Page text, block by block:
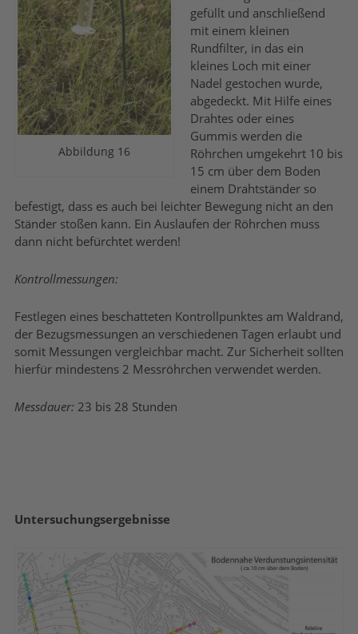
Abbildung 16
gefüllt und anschließend
mit einem kleinen
Rundfilter, in das ein
kleines Loch mit einer
Nadel gestochen wurde,
abgedeckt. Mit Hilfe eines
Drahtes oder eines
Gummis werden die
Röhrchen umgekehrt 10 bis
15 cm über dem Boden
einem Drahtständer so
befestigt, dass es auch bei leichter Bewegung nicht an den
Ständer stoßen kann. Ein Auslaufen der Röhrchen muss
dann nicht befürchtet werden!
Kontrollmessungen:
Festlegen eines beschatteten Kontrollpunktes am Waldrand,
der Bezugsmessungen an verschiedenen Tagen erlaubt und
somit Messungen vergleichbar macht. Zur Sicherheit sollten
hierfür mindestens 2 Messröhrchen verwendet werden.
Messdauer: 23 bis 28 Stunden
Untersuchungsergebnisse